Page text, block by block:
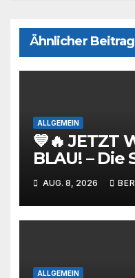
Ähnlicher Beitrag
ALLGEMEIN
💙🔥 JETZT
BLAU! – Die
ist gestartet!
AUG. 8, 2026
ALLGEMEIN